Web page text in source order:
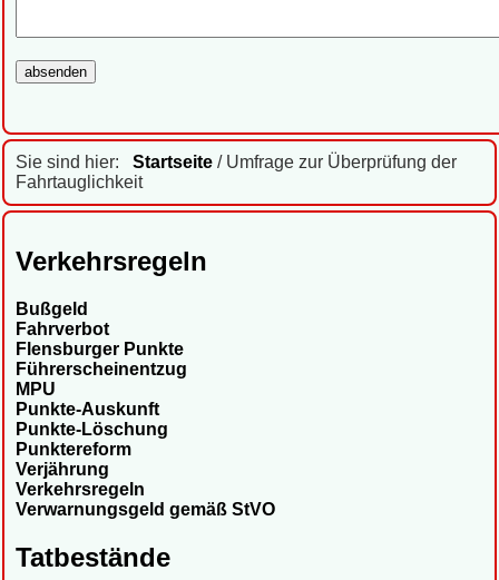
Sie sind hier: Startseite / Umfrage zur Überprüfung der
Fahrtauglichkeit
Verkehrsregeln
Bußgeld
Fahrverbot
Flensburger Punkte
Führerscheinentzug
MPU
Punkte-Auskunft
Punkte-Löschung
Punktereform
Verjährung
Verkehrsregeln
Verwarnungsgeld gemäß StVO
Tatbestände